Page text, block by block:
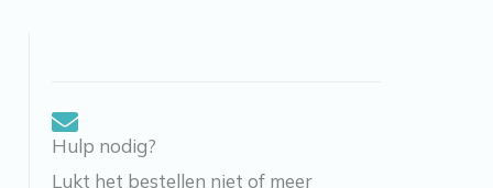
Hulp nodig?
Lukt het bestellen niet of meer